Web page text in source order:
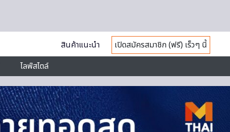
สินค้าแนะนำ
เปิดสมัครสมาชิก (ฟรี) เร็วๆ นี้
ไลฟ์สไตล์